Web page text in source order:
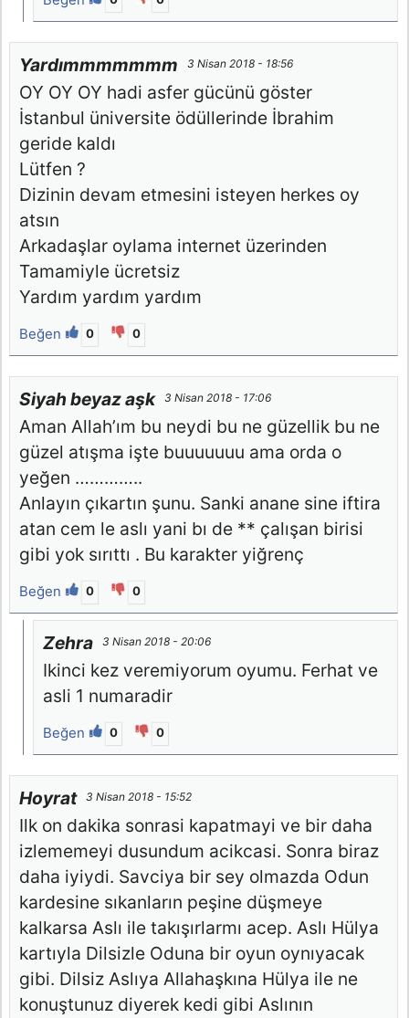
Yardımmmmmmm 3 Nisan 2018 - 18:56
OY OY OY hadi asfer gücünü göster
İstanbul üniversite ödüllerinde İbrahim
geride kaldı
Lütfen ?
Dizinin devam etmesini isteyen herkes oy
atsın
Arkadaşlar oylama internet üzerinden
Tamamiyle ücretsiz
Yardım yardım yardım
Beğen 0 0
Siyah beyaz aşk 3 Nisan 2018 - 17:06
Aman Allah’ım bu neydi bu ne güzellik bu ne
güzel atışma işte buuuuuuu ama orda o
yeğen …………..
Anlayın çıkartın şunu. Sanki anane sine iftira
atan cem le aslı yani bı de ** çalışan birisi
gibi yok sırıttı . Bu karakter yiğrenç
Beğen 0 0
Zehra 3 Nisan 2018 - 20:06
Ikinci kez veremiyorum oyumu. Ferhat ve
asli 1 numaradir
Beğen 0 0
Hoyrat 3 Nisan 2018 - 15:52
Ilk on dakika sonrasi kapatmayi ve bir daha
izlememeyi dusundum acikcasi. Sonra biraz
daha iyiydi. Savciya bir sey olmazda Odun
kardesine sıkanların peşine düşmeye
kalkarsa Aslı ile takışırlarmı acep. Aslı Hülya
kartıyla Dilsizle Oduna bir oyun oynıyacak
gibi. Dilsiz Aslıya Allahaşkına Hülya ile ne
konuştunuz diyerek kedi gibi Aslının